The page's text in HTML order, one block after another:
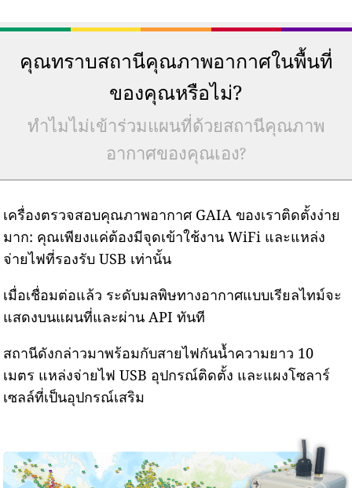
คุณทราบสถานีคุณภาพอากาศในพื้นที่
ของคุณหรือไม่?
ทำไมไม่เข้าร่วมแผนที่ด้วยสถานีคุณภาพ
อากาศของคุณเอง?
เครื่องตรวจสอบคุณภาพอากาศ GAIA ของเราติดตั้งง่าย
มาก: คุณเพียงแค่ต้องมีจุดเข้าใช้งาน WiFi และแหล่ง
จ่ายไฟที่รองรับ USB เท่านั้น
เมื่อเชื่อมต่อแล้ว ระดับมลพิษทางอากาศแบบเรียลไทม์จะ
แสดงบนแผนที่และผ่าน API ทันที
สถานีดังกล่าวมาพร้อมกับสายไฟกันน้ำความยาว 10
เมตร แหล่งจ่ายไฟ USB อุปกรณ์ติดตั้ง และแผงโซลาร์
เซลล์ที่เป็นอุปกรณ์เสริม